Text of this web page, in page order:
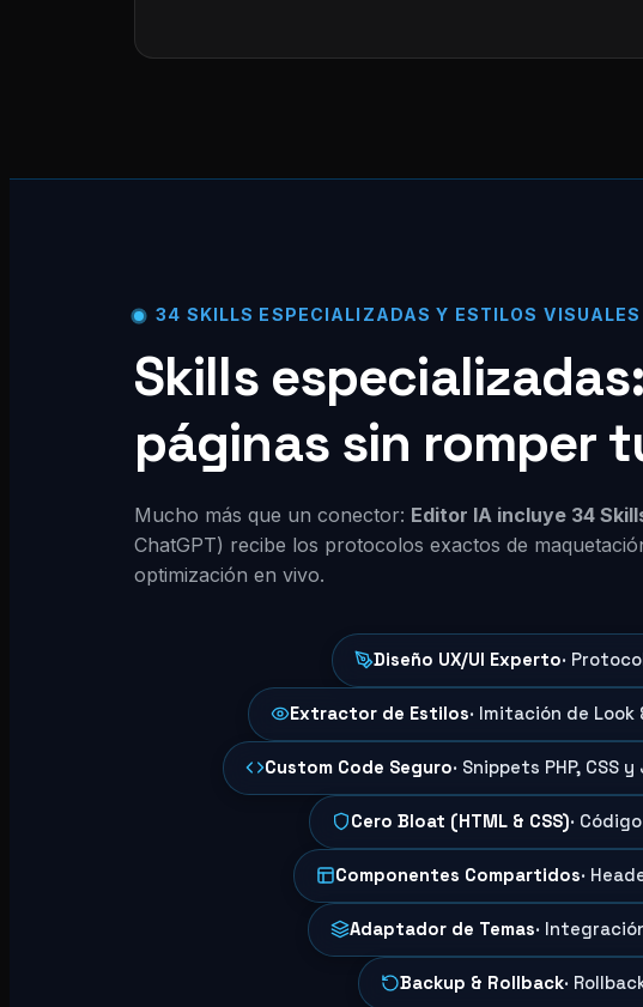
34 SKILLS ESPECIALIZADAS Y ESTILOS
Skills
páginas sin romper
Mucho más que un conector: Editor IA incluye 34
ChatGPT) recibe los protocolos exactos de
optimización en vivo.
Diseño UX/UI Experto·
Extractor de Estilos· Imitación de Look
Custom Code Seguro· Snippets PHP, CSS
Cero Bloat (HTML & CSS)·
Componentes Compartidos·
Adaptador de Temas·
Backup & Rollback·